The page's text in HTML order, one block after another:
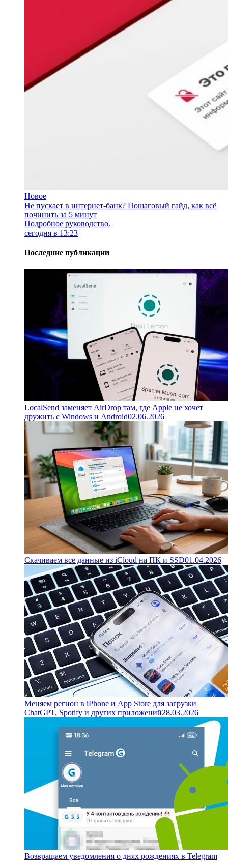
Новое
Не пускает в интернет-банк? Пошаговый гайд, как всё
починить за 5 минут
Подробное руководство.
сегодня в 13:23
Последние публикации
LocalSend заменяет AirDrop там, где Apple не хочет
дружить с Windows и Android02.06.2026
Скачиваем все данные из iCloud на ПК и SSD01.04.2026
Меняем регион в iPhone и App Store для загрузки
ChatGPT, Spotify и других приложений28.03.2026
Возвращаем уведомления о днях рождениях в Telegram